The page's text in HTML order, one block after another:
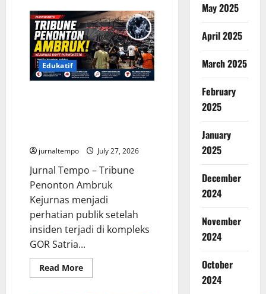
Parasit
Usus
Merebak
di
Amerika
Serikat,
Ribuan
Kasus
Diselidiki
Edukatif
jurnaltempo July 27, 2026
Jurnal Tempo – Tribune
Penonton Ambruk
Kejurnas menjadi
perhatian publik setelah
insiden terjadi di kompleks
GOR Satria...
Read MoreRead
more
May 2025
April 2025
March 2025
February
2025
January
2025
December
2024
November
2024
October
2024